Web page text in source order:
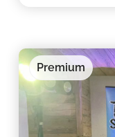
Premium